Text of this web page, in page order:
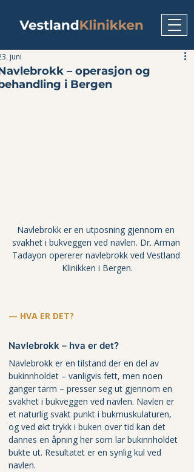
– operasjon og
i Bergen
juni
Navlebrokk er en utposning gjennom en
svakhet i bukveggen ved navlen. Dr. Arman
Tadayon opererer navlebrokk ved Vestland
Klinikken i Bergen.
— HVA ER DET?
Navlebrokk – hva er det?
Navlebrokk er en tilstand der en del av
bukinnholdet – vanligvis fett, men noen
ganger tarm – presser seg ut gjennom en
svakhet i bukveggen ved navlen. Navlen er
et naturlig svakt punkt i bukmuskulaturen,
og ved økt trykk i buken over tid kan det
dannes en åpning her som lar bukinnholdet
bukte ut. Resultatet er en synlig kul ved
navlen.